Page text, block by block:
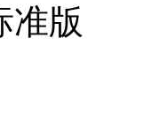
准版